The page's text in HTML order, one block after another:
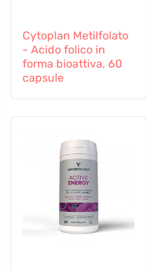
Cytoplan Metilfolato
- Acido folico in
forma bioattiva, 60
capsule